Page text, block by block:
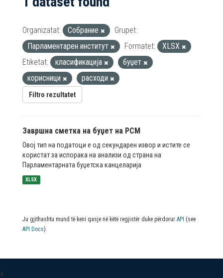
Organizatat: Собрание
Grupet:
Парламентарен институт
Formatet:
XLSX
Etiketat:
класификација
буџет
корисници
расходи
Filtro rezultatet
Завршна сметка на буџет на РСМ
Овој тип на податоци е од секундарен извор и истите се
користат за испорака на анализи од страна на
Парламентарната буџетска канцеларија
XLSX
Ju gjithashtu mund të keni qasje në këtë regjistër duke përdorur API (see
API Docs).
a